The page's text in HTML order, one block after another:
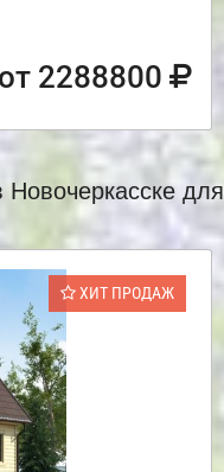
от 2288800
для
ХИТ ПРОДАЖ